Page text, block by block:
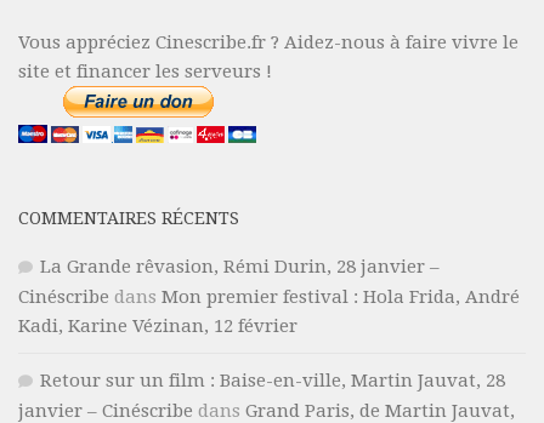
Vous appréciez Cinescribe.fr ? Aidez-nous à faire vivre le
site et financer les serveurs !
COMMENTAIRES RÉCENTS
La Grande rêvasion, Rémi Durin, 28 janvier –
Cinéscribe dans Mon premier festival : Hola Frida, André
Kadi, Karine Vézinan, 12 février
Retour sur un film : Baise-en-ville, Martin Jauvat, 28
janvier – Cinéscribe dans Grand Paris, de Martin Jauvat,